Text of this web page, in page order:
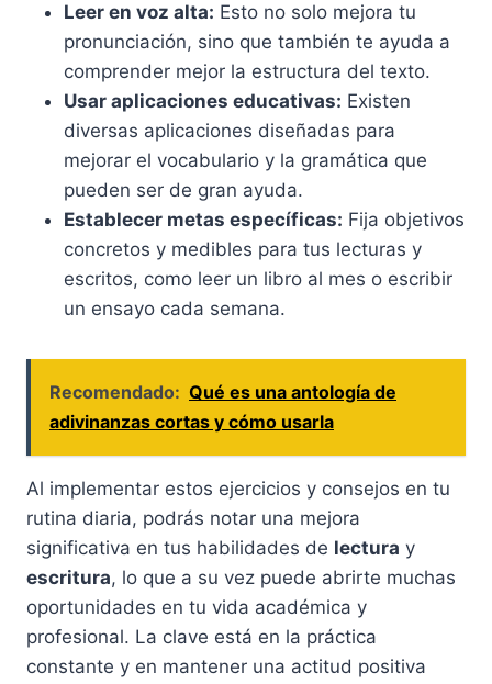
Leer en voz alta: Esto no solo mejora tu
pronunciación, sino que también te ayuda a
comprender mejor la estructura del texto.
Usar aplicaciones educativas: Existen
diversas aplicaciones diseñadas para
mejorar el vocabulario y la gramática que
pueden ser de gran ayuda.
Establecer metas específicas: Fija objetivos
concretos y medibles para tus lecturas y
escritos, como leer un libro al mes o escribir
un ensayo cada semana.
Recomendado: Qué es una antología de
adivinanzas cortas y cómo usarla
Al implementar estos ejercicios y consejos en tu
rutina diaria, podrás notar una mejora
significativa en tus habilidades de lectura y
escritura, lo que a su vez puede abrirte muchas
oportunidades en tu vida académica y
profesional. La clave está en la práctica
constante y en mantener una actitud positiva